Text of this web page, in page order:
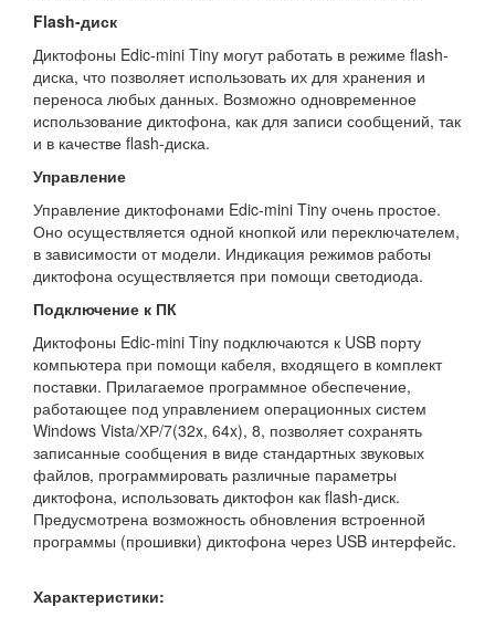
Flash-диск
Диктофоны Edic-mini Tiny могут работать в режиме flash-
диска, что позволяет использовать их для хранения и
переноса любых данных. Возможно одновременное
использование диктофона, как для записи сообщений, так
и в качестве flash-диска.
Управление
Управление диктофонами Edic-mini Tiny очень простое.
Оно осуществляется одной кнопкой или переключателем,
в зависимости от модели. Индикация режимов работы
диктофона осуществляется при помощи светодиода.
Подключение к ПК
Диктофоны Edic-mini Tiny подключаются к USB порту
компьютера при помощи кабеля, входящего в комплект
поставки. Прилагаемое программное обеспечение,
работающее под управлением операционных систем
Windows Vista/ХР/7(32x, 64x), 8, позволяет сохранять
записанные сообщения в виде стандартных звуковых
файлов, программировать различные параметры
диктофона, использовать диктофон как flash-диск.
Предусмотрена возможность обновления встроенной
программы (прошивки) диктофона через USB интерфейс.
Характеристики: